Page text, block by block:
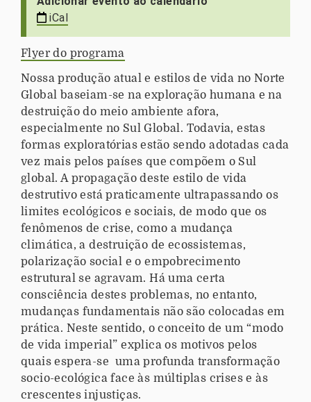
w
w
w
.
k
o
o
p
e
r
a
t
i
o
n
-
b
r
a
s
i
l
iCal
Flyer do programa
Nossa produção atual e estilos de vida no Norte
Global baseiam-se na exploração humana e na
destruição do meio ambiente afora,
especialmente no Sul Global. Todavia, estas
formas exploratórias estão sendo adotadas cada
vez mais pelos países que compõem o Sul
global. A propagação deste estilo de vida
destrutivo está praticamente ultrapassando os
limites ecológicos e sociais, de modo que os
fenômenos de crise, como a mudança
climática, a destruição de ecossistemas,
polarização social e o empobrecimento
estrutural se agravam. Há uma certa
consciência destes problemas, no entanto,
mudanças fundamentais não são colocadas em
prática. Neste sentido, o conceito de um “modo
de vida imperial” explica os motivos pelos
quais espera-se uma profunda transformação
socio-ecológica face às múltiplas crises e às
crescentes injustiças.